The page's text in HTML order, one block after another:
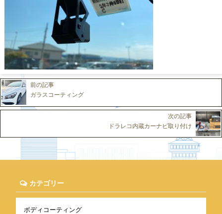
前の記事
ガラスコーティング
次の記事
ドラレコ内蔵カーナビ取り付け
カテゴリー
ボディコーティング